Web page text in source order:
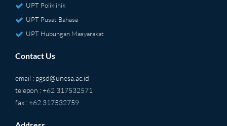
UPT Poliklinik
UPT Pusat Bahasa
UPT Hubungan Masyarakat
Contact Us
email : pgsd@unesa.ac.id
telepon : +62 317532571
fax : +62 317532759